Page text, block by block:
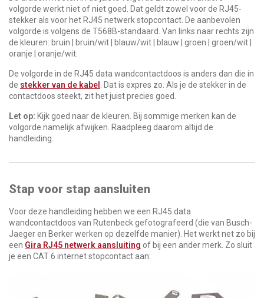
volgorde werkt niet of niet goed. Dat geldt zowel voor de RJ45-
stekker als voor het RJ45 netwerk stopcontact. De aanbevolen
volgorde is volgens de T568B-standaard. Van links naar rechts zijn
de kleuren: bruin | bruin/wit | blauw/wit | blauw | groen | groen/wit |
oranje | oranje/wit.
De volgorde in de RJ45 data wandcontactdoos is anders dan die in
de stekker van de kabel
. Dat is expres zo. Als je de stekker in de
contactdoos steekt, zit het juist precies goed.
Let op: Kijk goed naar de kleuren. Bij sommige merken kan de
volgorde namelijk afwijken. Raadpleeg daarom altijd de
handleiding.
Stap voor stap aansluiten
Voor deze handleiding hebben we een RJ45 data
wandcontactdoos van Rutenbeck gefotografeerd (die van Busch-
Jaeger en Berker werken op dezelfde manier). Het werkt net zo bij
een Gira RJ45 netwerk aansluiting of bij een ander merk. Zo sluit
je een CAT 6 internet stopcontact aan: